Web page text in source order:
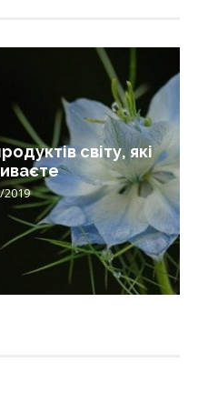
світу, які